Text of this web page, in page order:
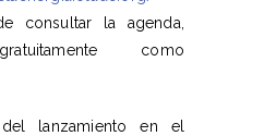
consultar la agenda,
como
lanzamiento en el